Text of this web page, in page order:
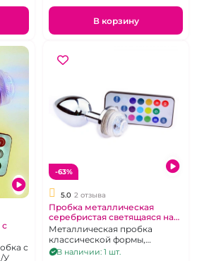
В корзину
с
с
У
-63%
5.0 2 отзыва
Пробка металлическая
серебристая светящаяся на
пульте
Металлическая пробка
классической формы,
дистанционное управление
В наличии: 1 шт.